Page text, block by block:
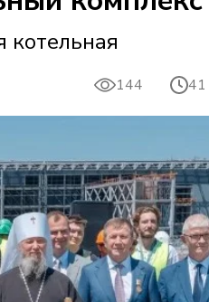
котельная
144 41